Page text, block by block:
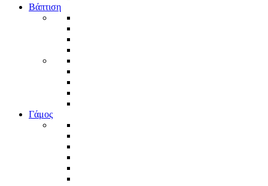
Βάπτιση
Γάμος